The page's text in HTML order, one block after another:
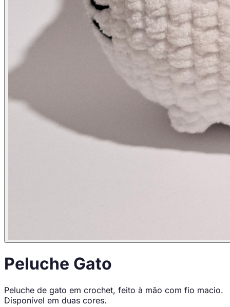
Peluche Gato
Peluche de gato em crochet, feito à mão com fio macio.
Disponível em duas cores.